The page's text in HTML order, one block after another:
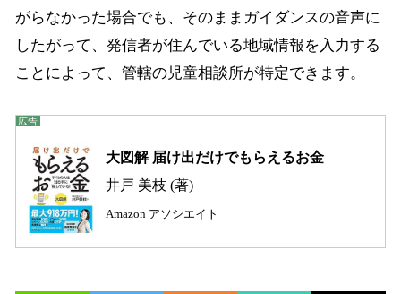
がらなかった場合でも、そのままガイダンスの音声に
したがって、発信者が住んでいる地域情報を入力する
ことによって、管轄の児童相談所が特定できます。
大図解 届け出だけでもらえるお金
井戸 美枝 (著)
Amazon アソシエイト